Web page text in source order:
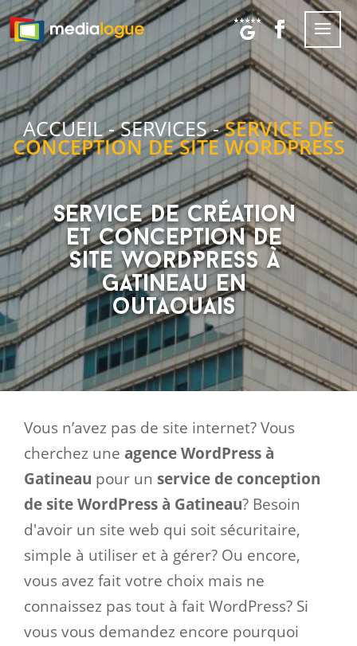
ACCUEIL-SERVICES-SERVICE DE
CONCEPTION DE SITE WORDPRESS
Service de création
et conception de
site WordPress à
Gatineau en
outaouais
Vous n’avez pas de site internet? Vous
cherchez une agence WordPress à
Gatineau pour un service de conception
de site WordPress à Gatineau? Besoin
d'avoir un site web qui soit sécuritaire,
simple à utiliser et à gérer? Ou encore,
vous avez fait votre choix mais ne
connaissez pas tout à fait WordPress? Si
vous vous demandez encore pourquoi